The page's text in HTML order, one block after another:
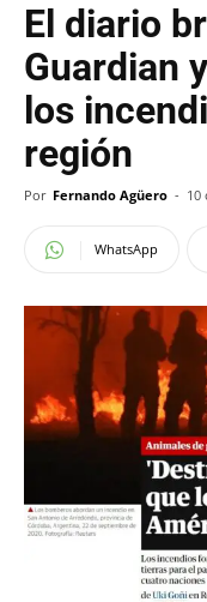
El diario
Guardian
los
región
Por Fernando Agüero - 10
WhatsApp